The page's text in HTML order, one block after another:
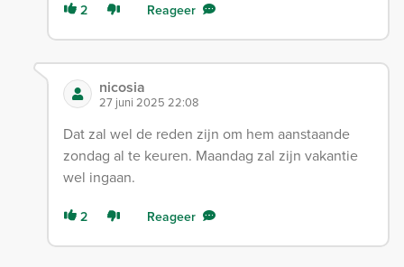
2 Reageer
nicosia
27 juni 2025 22:08
Dat zal wel de reden zijn om hem aanstaande
zondag al te keuren. Maandag zal zijn vakantie
wel ingaan.
2 Reageer